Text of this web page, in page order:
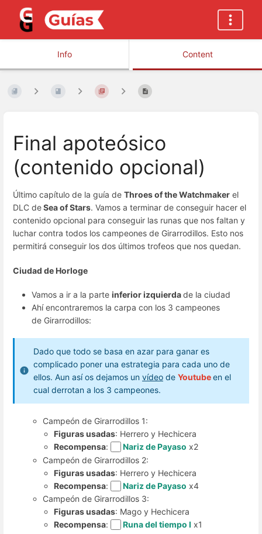
Info Content
Final apoteósico
(contenido opcional)
Último capítulo de la guía de Throes of the Watchmaker el
DLC deSea of Stars. Vamos a terminar de conseguir hacer el
contenido opcional para conseguir las runas que nos faltan y
luchar contra todos los campeones de Girarrodillos. Esto nos
permitirá conseguir los dos últimos trofeos que nos quedan.
Ciudad de Horloge
Vamos a ir a la parte inferior izquierdade la ciudad
Ahí encontraremos la carpa con los 3 campeones
de Girarrodillos:
Dado que todo se basa en azar para ganar es
complicado poner una estrategia para cada uno de
ellos. Aun así os dejamos un vídeo de Youtubeen el
cual derrotan a los 3 campeones.
Campeón de Girarrodillos 1:
Figuras usadas: Herrero y Hechicera
Recompensa: Nariz de Payaso x2
Campeón de Girarrodillos 2:
Figuras usadas: Herrero y Hechicera
Recompensa: Nariz de Payaso x4
Campeón de Girarrodillos 3:
Figuras usadas: Mago y Hechicera
Recompensa: Runa del tiempo I x1